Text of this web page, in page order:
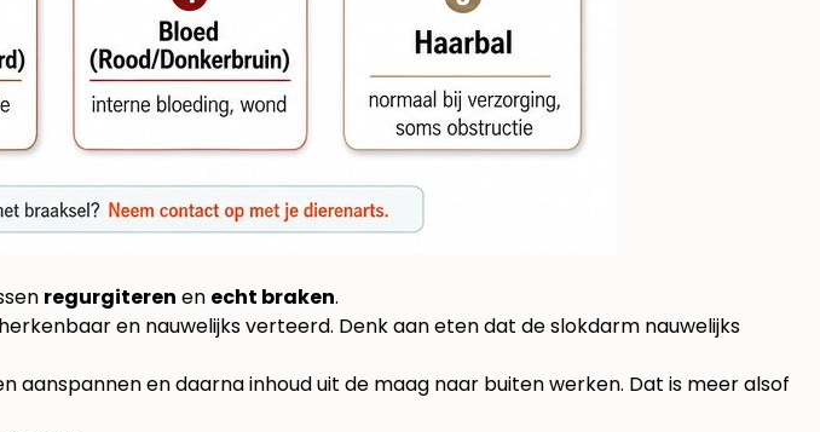
regurgiteren en echt braken.
en nauwelijks verteerd. Denk aan eten dat de slokdarm nauwelijks
aanspannen en daarna inhoud uit de maag naar buiten werken. Dat is meer alsof